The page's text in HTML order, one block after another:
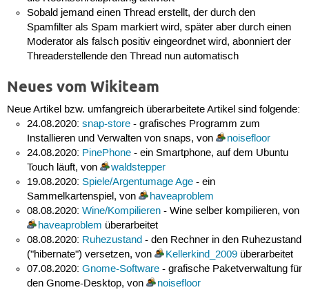
Sobald jemand einen Thread erstellt, der durch den
Spamfilter als Spam markiert wird, später aber durch einen
Moderator als falsch positiv eingeordnet wird, abonniert der
Threaderstellende den Thread nun automatisch
Neues vom Wikiteam
Neue Artikel bzw. umfangreich überarbeitete Artikel sind folgende:
24.08.2020:snap-store - grafisches Programm zum
Installieren und Verwalten von snaps, von
noisefloor
24.08.2020: PinePhone - ein Smartphone, auf dem Ubuntu
Touch läuft, von
waldstepper
19.08.2020:Spiele/Argentumage Age - ein
Sammelkartenspiel, von
haveaproblem
08.08.2020:Wine/Kompilieren - Wine selber kompilieren, von
haveaproblem überarbeitet
08.08.2020: Ruhezustand - den Rechner in den Ruhezustand
("hibernate") versetzen, von
Kellerkind_2009 überarbeitet
07.08.2020:Gnome-Software - grafische Paketverwaltung für
den Gnome-Desktop, von
noisefloor